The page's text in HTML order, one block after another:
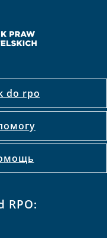
do rpo
RPO: